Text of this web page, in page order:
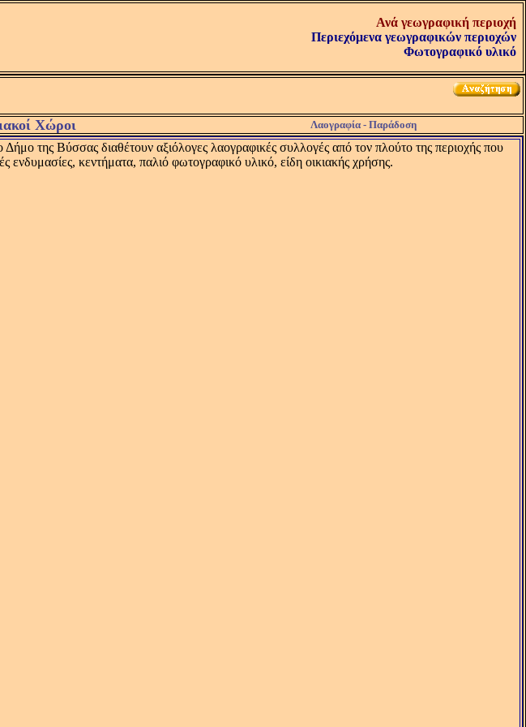
Ανά γεωγραφική περιοχή
Περιεχόμενα γεωγραφικών περιοχών
Φωτογραφικό υλικό
Χώροι Λαογραφία - Παράδοση
Δήμο της Βύσσας διαθέτουν αξιόλογες λαογραφικές συλλογές από τον πλούτο της περιοχής που
ενδυμασίες, κεντήματα, παλιό φωτογραφικό υλικό, είδη οικιακής χρήσης.